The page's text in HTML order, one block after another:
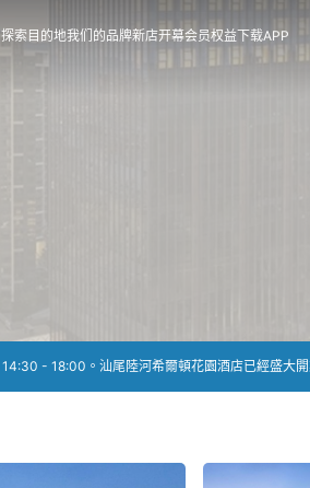
探索目的地我们的品牌新店开幕会员权益下载APP